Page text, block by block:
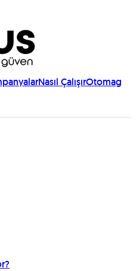
Nasıl ÇalışırOtomag